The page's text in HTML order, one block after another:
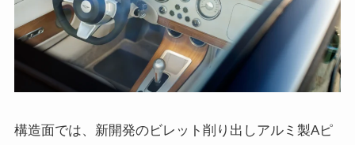
構造面では、新開発のビレット削り出しアルミ製Aピ